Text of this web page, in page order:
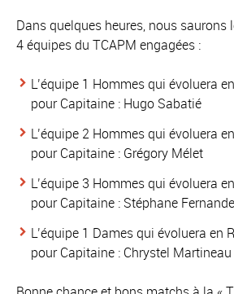
Dans quelques heures, nous saurons
4 équipes du TCAPM engagées :
L’équipe 1 Hommes qui évoluera
pour Capitaine : Hugo Sabatié
L’équipe 2 Hommes qui évoluera
pour Capitaine : Grégory Mélet
L’équipe 3 Hommes qui évoluera
pour Capitaine : Stéphane
L’équipe 1 Dames qui évoluera en
pour Capitaine : Chrystel Martineau